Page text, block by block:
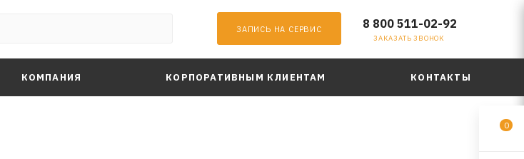
ЗАПИСЬ НА СЕРВИС 8 800 511-02-92
ЗАКАЗАТЬ ЗВОНОК
КОМПАНИЯ КОРПОРАТИВНЫМ КЛИЕНТАМ КОНТАКТЫ
0